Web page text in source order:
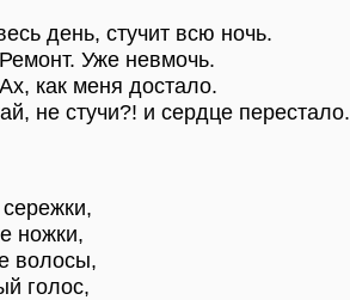
день, стучит всю ночь.
Уже невмочь.
как меня достало.
не стучи?! и сердце перестало.
ножки,
волосы,
голос,